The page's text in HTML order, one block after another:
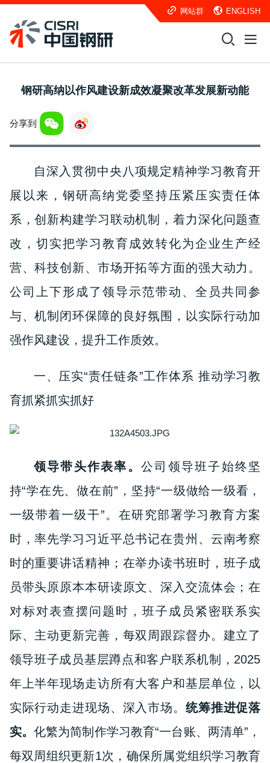
网站群 ENGLISH
钢研高纳以作风建设新成效凝聚改革发展新动能
分享到
自深入贯彻中央八项规定精神学习教育开
展以来，钢研高纳党委坚持压紧压实责任体
系，创新构建学习联动机制，着力深化问题查
改，切实把学习教育成效转化为企业生产经
营、科技创新、市场开拓等方面的强大动力。
公司上下形成了领导示范带动、全员共同参
与、机制闭环保障的良好氛围，以实际行动加
强作风建设，提升工作质效。
一、压实“责任链条”工作体系 推动学习教
育抓紧抓实抓好
领导带头作表率。 公司 领导班子始终坚
持“学在先、做在前”，坚持“一级做给一级看，
一级带着一级干”。在研究部署学习教育方案
时，率先学习习近平总书记在贵州、云南考察
时的重要讲话精神；在举办读书班时，班子成
员带头原原本本研读原文、深入交流体会；在
对标对表查摆问题时，班子成员紧密联系实
际、主动更新完善，每双周跟踪督办。 建立了
领导班子成员基层蹲点和客户联系机制，2025
年 上半年现场走访所有大客户和基层单位，以
实际行动走进现场、深入市场。 统筹推进促落
实。 化繁为简制作学习教育“一台账、两清单”，
每双周组织更新1次，确保所属党组织学习教育